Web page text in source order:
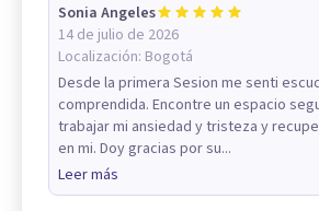
Sonia Angeles
14 de julio de 2026
Localización: Bogotá
Desde la primera Sesion me senti
comprendida. Encontre un espacio
trabajar mi ansiedad y tristeza y
en mi. Doy gracias por su...
Leer más